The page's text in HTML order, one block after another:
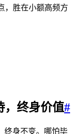
，胜在小额高频方
，终身价值#
终身不变。哪怕毕